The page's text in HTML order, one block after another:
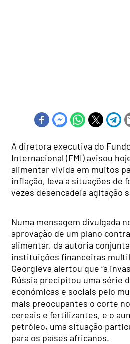
A diretora executiva do
Internacional (FMI) avisou
alimentar vivida em muitos
inflação, leva a situações de
vezes desencadeia agitação
Numa mensagem divulgada
aprovação de um plano
alimentar, da autoria
instituições financeiras
Georgieva alertou que “a
Rússia precipitou uma série
económicas e sociais pelo
mais preocupantes o corte
cereais e fertilizantes, e o
petróleo, uma situação
para os países africanos.